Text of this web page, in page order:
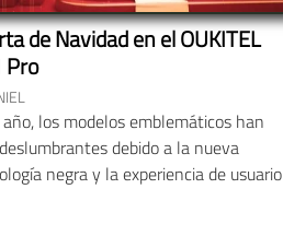
de Navidad en el OUKITEL
Pro
los modelos emblemáticos han
debido a la nueva
negra y la experiencia de usuario